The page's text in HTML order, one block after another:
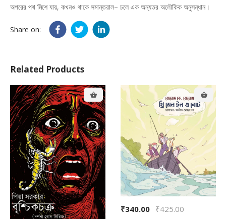
অপরের পথ মিশে যায়, কখনও থাকে সমান্তরাল– চলে এক অন্যতর অলৌকিক অনুসন্ধান।
Share on:
Related Products
₹340.00 ₹425.00